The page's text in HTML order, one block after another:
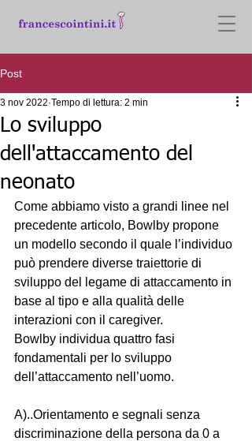
Post
Lo sviluppo
dell'attaccamento del
neonato
3 nov 2022 Tempo di lettura: 2 min
Come abbiamo visto a grandi linee nel
precedente articolo, Bowlby propone
un modello secondo il quale l’individuo
può prendere diverse traiettorie di
sviluppo del legame di attaccamento in
base al tipo e alla qualità delle
interazioni con il caregiver.
Bowlby individua quattro fasi
fondamentali per lo sviluppo
dell’attaccamento nell’uomo.
A)..Orientamento e segnali senza
discriminazione della persona da 0 a